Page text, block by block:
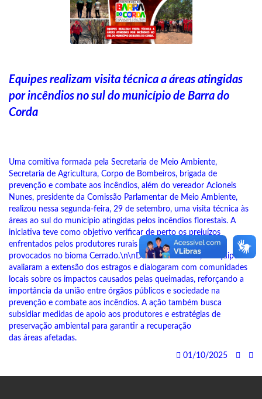
Equipes realizam visita técnica a áreas atingidas
por incêndios no sul do município de Barra do
Corda
Uma comitiva formada pela Secretaria de Meio Ambiente,
Secretaria de Agricultura, Corpo de Bombeiros, brigada de
prevenção e combate aos incêndios, além do vereador Acioneis
Nunes, presidente da Comissão Parlamentar de Meio Ambiente,
realizou nessa segunda-feira, 29 de setembro, uma visita técnica às
áreas ao sul do município atingidas pelos incêndios florestais. A
iniciativa teve como objetivo verificar de perto os prejuízos
enfrentados pelos produtores rurais e os danos ambientais
provocados no bioma Cerrado.\n\nDurante a vistoria, as equipes
avaliaram a extensão dos estragos e dialogaram com comunidades
locais sobre os impactos causados pelas queimadas, reforçando a
importância da união entre órgãos públicos e sociedade na
prevenção e combate aos incêndios. A ação também busca
subsidiar medidas de apoio aos produtores e estratégias de
preservação ambiental para garantir a recuperação
das áreas afetadas.
01/10/2025